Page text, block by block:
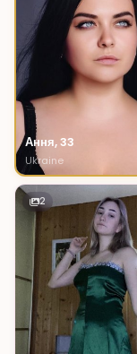
Ання, 33
Ukraine
2